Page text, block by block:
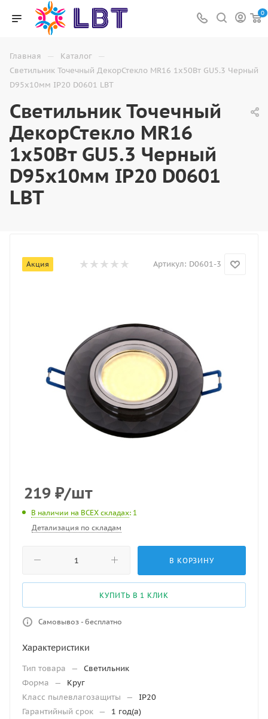
0
Главная — Каталог —
Светильник Точечный ДекорСтекло MR16 1х50Вт GU5.3 Черный
D95х10мм IP20 D0601 LBT
Светильник Точечный
ДекорСтекло MR16
1х50Вт GU5.3 Черный
D95х10мм IP20 D0601
LBT
Акция Артикул: D0601-3
219 ₽/шт
В наличии на ВСЕХ складах: 1
Детализация по складам
В КОРЗИНУ
КУПИТЬ В 1 КЛИК
Самовывоз - бесплатно
Характеристики
Тип товара —
Светильник
Форма
—
Круг
Класс пылевлагозащиты
—
IP20
Гарантийный срок —
1 год(а)